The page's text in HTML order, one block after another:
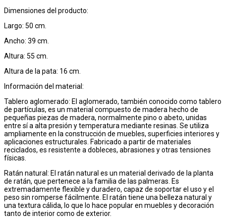
Dimensiones del producto:
Largo: 50 cm.
Ancho: 39 cm.
Altura: 55 cm.
Altura de la pata: 16 cm.
Información del material:
Tablero aglomerado: El aglomerado, también conocido como tablero
de partículas, es un material compuesto de madera hecho de
pequeñas piezas de madera, normalmente pino o abeto, unidas
entre sí a alta presión y temperatura mediante resinas. Se utiliza
ampliamente en la construcción de muebles, superficies interiores y
aplicaciones estructurales. Fabricado a partir de materiales
reciclados, es resistente a dobleces, abrasiones y otras tensiones
físicas.
Ratán natural: El ratán natural es un material derivado de la planta
de ratán, que pertenece a la familia de las palmeras. Es
extremadamente flexible y duradero, capaz de soportar el uso y el
peso sin romperse fácilmente. El ratán tiene una belleza natural y
una textura cálida, lo que lo hace popular en muebles y decoración
tanto de interior como de exterior.